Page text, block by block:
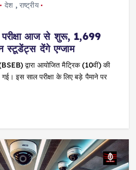
देश ,राष्ट्रीय
परीक्षा आज से शुरू, 1,699
स्टूडेंट्स देंगे एग्जाम
द्वारा आयोजित मैट्रिक (10वीं) की
इस साल परीक्षा के लिए बड़े पैमाने पर